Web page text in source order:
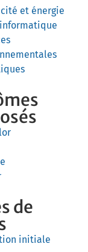
et énergie
de
initiale